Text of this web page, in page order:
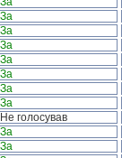
За
За
За
За
За
За
За
Не голосував
За
За